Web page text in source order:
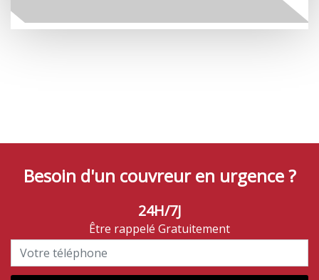
Besoin d'un couvreur en urgence ?
24H/7J
Être rappelé Gratuitement